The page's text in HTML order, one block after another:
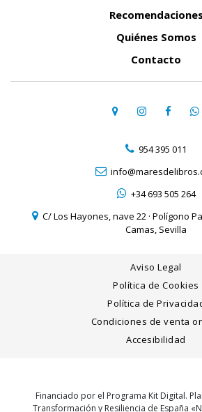
Recomendaciones
Quiénes Somos
Contacto
954 395 011
+34 693 505 264
C/ Los Hayones, nave 22 · Polígono
Camas, Sevilla
Aviso Legal
Política de Cookies
Política de
Condiciones de venta
Accesibilidad
Financiado por el Programa Kit Digital.
Transformación y Resiliencia de España